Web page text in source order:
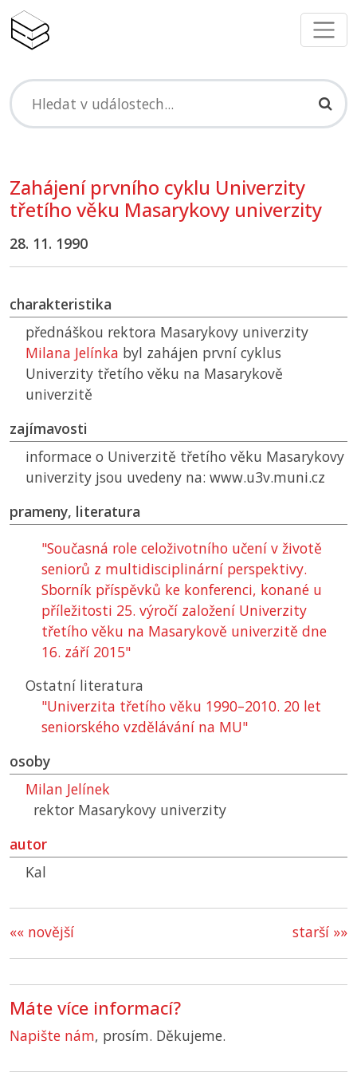
Zahájení prvního cyklu Univerzity
třetího věku Masarykovy univerzity
28. 11. 1990
charakteristika
přednáškou rektora Masarykovy univerzity
Milana Jelínka byl zahájen první cyklus
Univerzity třetího věku na Masarykově
univerzitě
zajímavosti
informace o Univerzitě třetího věku Masarykovy
univerzity jsou uvedeny na: www.u3v.muni.cz
prameny, literatura
"Současná role celoživotního učení v životě
seniorů z multidisciplinární perspektivy.
Sborník příspěvků ke konferenci, konané u
příležitosti 25. výročí založení Univerzity
třetího věku na Masarykově univerzitě dne
16. září 2015"
Ostatní literatura
"Univerzita třetího věku 1990–2010. 20 let
seniorského vzdělávání na MU"
osoby
Milan Jelínek
rektor Masarykovy univerzity
autor
Kal
starší »»
«« novější
Máte více informací?
Napište nám, prosím. Děkujeme.